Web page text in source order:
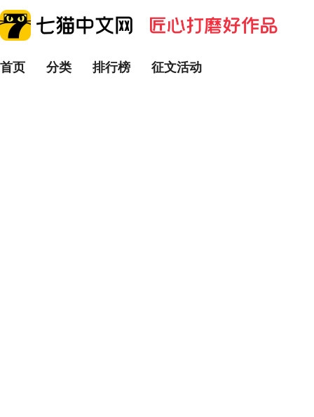
首页 分类 排行榜 征文活动